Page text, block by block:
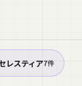
レスティア7件